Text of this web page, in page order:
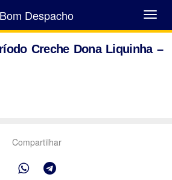
Abrir
Menu
Despacho
Creche Dona Liquinha –
Compartilhar